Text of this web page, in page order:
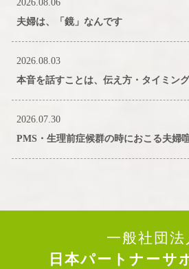
2026.08.06
夫婦は、「鏡」なんです
2026.08.03
本音を話すことは、伝え方・タイミン
2026.07.30
PMS・生理前症候群の時におこる夫婦
一般社団法
日本パートナーサ